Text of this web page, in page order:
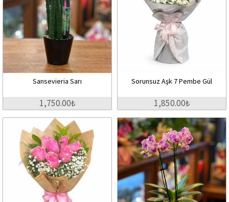
Sansevieria Sarı
1,750.00₺
Sorunsuz Aşk 7 Pembe Gül
1,850.00₺